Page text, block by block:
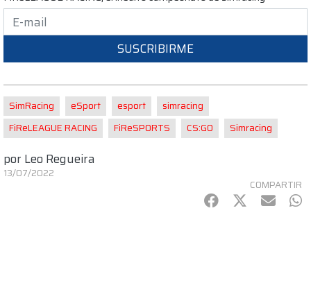
SUSCRIBIRME
SimRacing eSport esport
simracing
FiReLEAGUE RACING
FiReSPORTS CS:GO Simracing
por Leo Regueira
13/07/2022
COMPARTIR
Facebook
Twitter
mail